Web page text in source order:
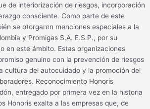
de interiorización de riesgos, incorporación
consciente. Como parte de este
se otorgaron menciones especiales a la
y Promigas S.A. E.S.P., por su
en este ámbito. Estas organizaciones
genuino con la prevención de riesgos
cultura del autocuidado y la promoción del
Reconocimiento Honoris
entregado por primera vez en la historia
Honoris exalta a las empresas que, de